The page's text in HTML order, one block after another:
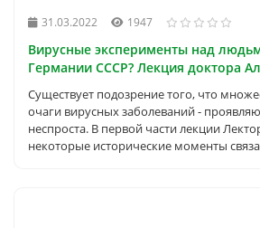
31.03.2022 1947
Вирусные эксперименты над
Германии СССР? Лекция доктора
Существует подозрение того, что
очаги вирусных заболеваний -
неспроста. В первой части лекции
некоторые исторические моменты